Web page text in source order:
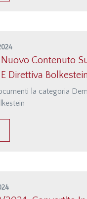
Contenuto
Direttiva
la categoria